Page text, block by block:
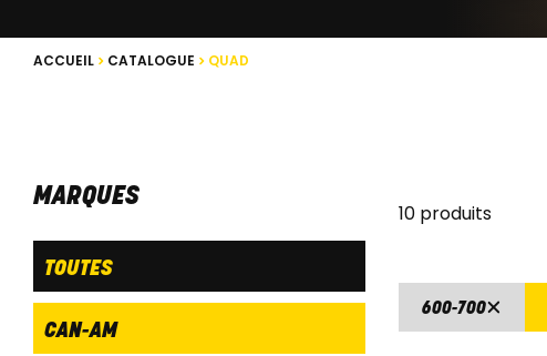
ACCUEIL CATALOGUE QUAD
MARQUES
TOUTES
CAN-AM
10 produits
600-700